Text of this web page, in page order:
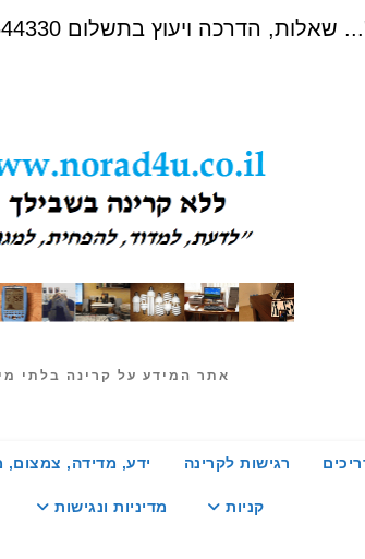
ויעוץ בתשלום 0796644330 (א-ה 09:00-12:00)
אתר המידע על קרינה בלתי
רגישות לקרינה ידע, מדידה, צמצום,
קניות מדיניות ונגישות